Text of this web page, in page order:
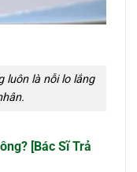
luôn là nỗi lo lắng
[Bác Sĩ Trả